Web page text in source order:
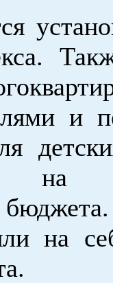
и
на
на